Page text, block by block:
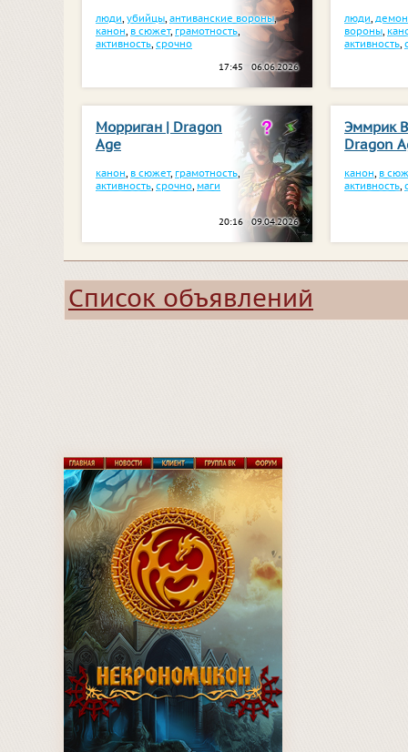
люди, убийцы, антиванские вороны,
канон, в сюжет, грамотность,
активность, срочно
17:45 06.06.2026
люди,
вороны,
активность,
Морриган | Dragon
Age
канон, в сюжет, грамотность,
активность, срочно, маги
20:16 09.04.2026
Эммрик
Dragon
канон, в
активность,
Список объявлений